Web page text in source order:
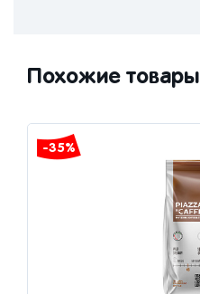
Похожие товары
-35%